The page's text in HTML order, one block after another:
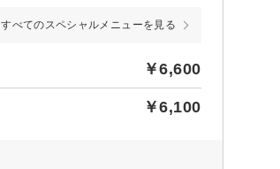
すべてのスペシャルメニューを見る
￥6,600
￥6,100